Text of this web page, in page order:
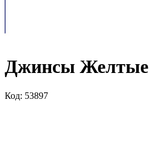
Джинсы Желтые
Код: 53897